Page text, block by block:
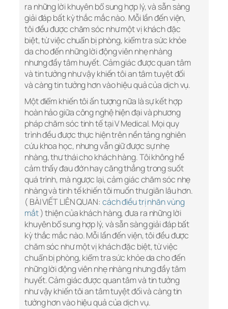
ra những lời khuyên bổ sung hợp lý, và sẵn sàng
giải đáp bất kỳ thắc mắc nào. Mỗi lần đến viện,
tôi đều được chăm sóc như một vị khách đặc
biệt, từ việc chuẩn bị phòng, kiểm tra sức khỏe
da cho đến những lời động viên nhẹ nhàng
nhưng đầy tâm huyết. Cảm giác được quan tâm
và tin tưởng như vậy khiến tôi an tâm tuyệt đối
và càng tin tưởng hơn vào hiệu quả của dịch vụ.
Một điểm khiến tôi ấn tượng nữa là sự kết hợp
hoàn hảo giữa công nghệ hiện đại và phương
pháp chăm sóc tinh tế tại V Medical. Mọi quy
trình đều được thực hiện trên nền tảng nghiên
cứu khoa học, nhưng vẫn giữ được sự nhẹ
nhàng, thư thái cho khách hàng. Tôi không hề
cảm thấy đau đớn hay căng thẳng trong suốt
quá trình, mà ngược lại, cảm giác chăm sóc nhẹ
nhàng và tinh tế khiến tôi muốn thư giãn lâu hơn.
( BÀI VIẾT LIÊN QUAN: cách điều trị nhăn vùng
mắt) thiện của khách hàng, đưa ra những lời
khuyên bổ sung hợp lý, và sẵn sàng giải đáp bất
kỳ thắc mắc nào. Mỗi lần đến viện, tôi đều được
chăm sóc như một vị khách đặc biệt, từ việc
chuẩn bị phòng, kiểm tra sức khỏe da cho đến
những lời động viên nhẹ nhàng nhưng đầy tâm
huyết. Cảm giác được quan tâm và tin tưởng
như vậy khiến tôi an tâm tuyệt đối và càng tin
tưởng hơn vào hiệu quả của dịch vụ.